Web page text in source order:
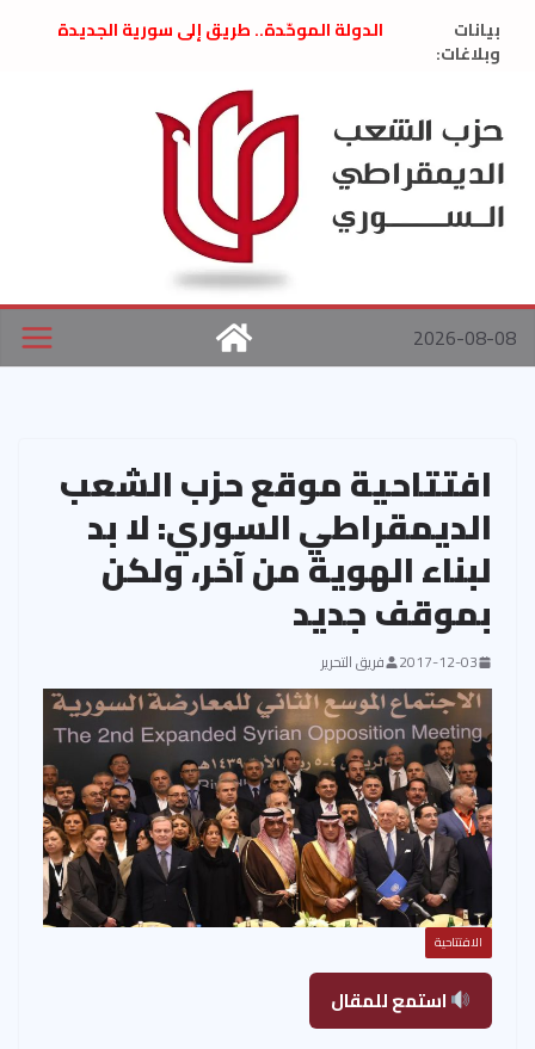
بيانات
وبلاغات:
الدولة الموحّدة.. طريق إلى سورية الجديدة
العام السابق لحزب الاتحاد الاشتراكي العربي
الديمقراطي
بلاغ صادر عن اجتماع اللجنة المركزية نيسان
2026
الحرب الأمريكية الإسرائيلية على نظام الملالي
في إيران .. بيان من حزب الشعب الديمقراطي
السوري
2026-08-08
افتتاحية موقع حزب الشعب
الديمقراطي السوري: لا بد
لبناء الهوية من آخر، ولكن
بموقف جديد
2017-12-03 فريق التحرير
الافتتاحية
استمع للمقال